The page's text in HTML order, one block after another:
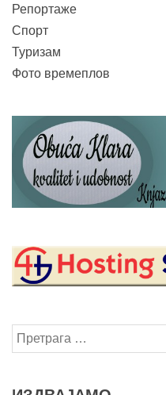
Репортаже
Спорт
Туризам
Фото времеплов
Претрага
за: